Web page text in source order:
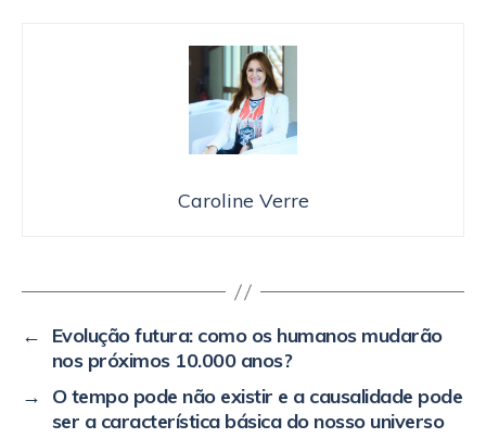
Caroline Verre
←
Evolução futura: como os humanos mudarão
nos próximos 10.000 anos?
→
O tempo pode não existir e a causalidade pode
ser a característica básica do nosso universo